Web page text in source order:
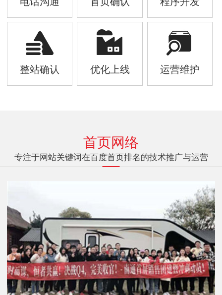
整站确认 优化上线 运营维护
首页网络
专注于网站关键词在百度首页排名的技术推广与运营